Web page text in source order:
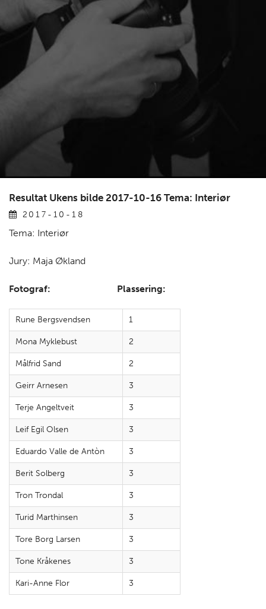
Resultat Ukens bilde 2017-10-16 Tema: Interiør
2017-10-18
Tema: Interiør
Jury: Maja Økland
Fotograf: Plassering:
Rune Bergsvendsen 1
Mona Myklebust 2
Målfrid Sand 2
Geirr Arnesen 3
Terje Angeltveit 3
Leif Egil Olsen 3
Eduardo Valle de Antòn 3
Berit Solberg 3
Tron Trondal 3
Turid Marthinsen 3
Tore Borg Larsen 3
Tone Kråkenes 3
Kari-Anne Flor 3